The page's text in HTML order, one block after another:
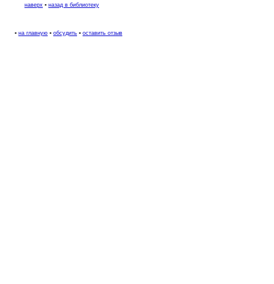
наверх ▪ назад в библиотеку
▪ на главную ▪ обсудить ▪ оставить отзыв